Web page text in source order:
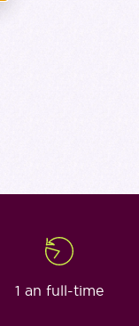
1 an full-time